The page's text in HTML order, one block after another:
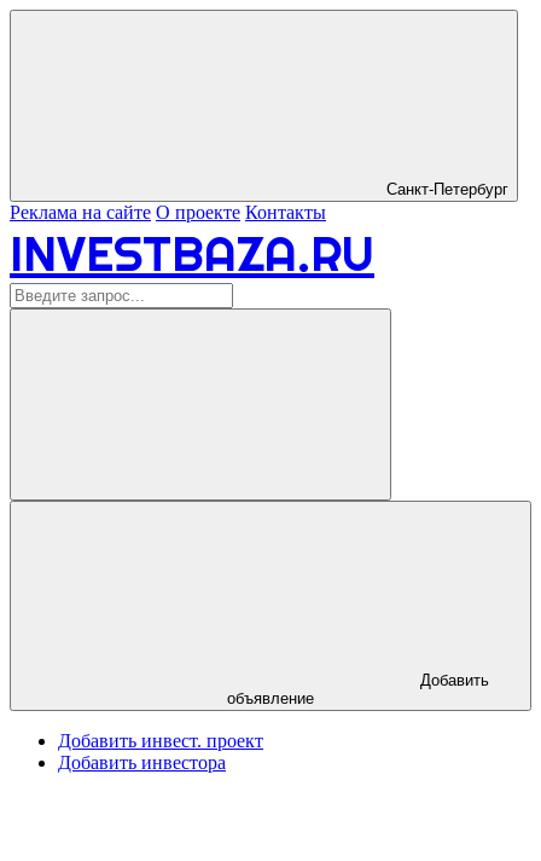
Санкт-Петербург
Реклама на сайте О проекте Контакты
INVESTBAZA.RU
объявление
Добавить инвест. проект
Добавить инвестора